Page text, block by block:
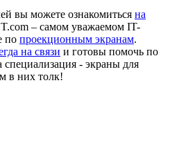
вы можете ознакомиться на
– самом уважаемом IT-
по проекционным экранам.
на связи и готовы помочь по
- экраны для
в них толк!